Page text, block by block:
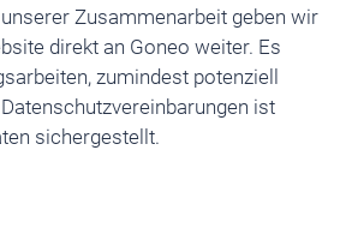
Zusammenarbeit geben wir
direkt an Goneo weiter. Es
zumindest potenziell
ist
sichergestellt.